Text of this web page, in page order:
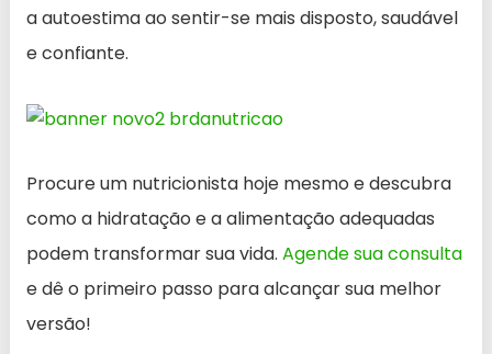
a autoestima ao sentir-se mais disposto, saudável
e confiante.
Procure um nutricionista hoje mesmo e descubra
como a hidratação e a alimentação adequadas
podem transformar sua vida. Agende sua consulta
e dê o primeiro passo para alcançar sua melhor
versão!